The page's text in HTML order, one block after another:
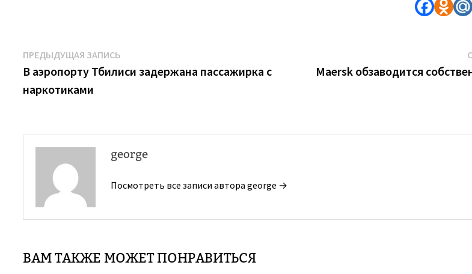
Навигация
по
записям
ПРЕДЫДУЩАЯ ЗАПИСЬ
запись:
В аэропорту Тбилиси задержана пассажирка с
наркотиками
Maersk обзаводится
george
Посмотреть все записи автора george →
ВАМ ТАКЖЕ МОЖЕТ ПОНРАВИТЬСЯ